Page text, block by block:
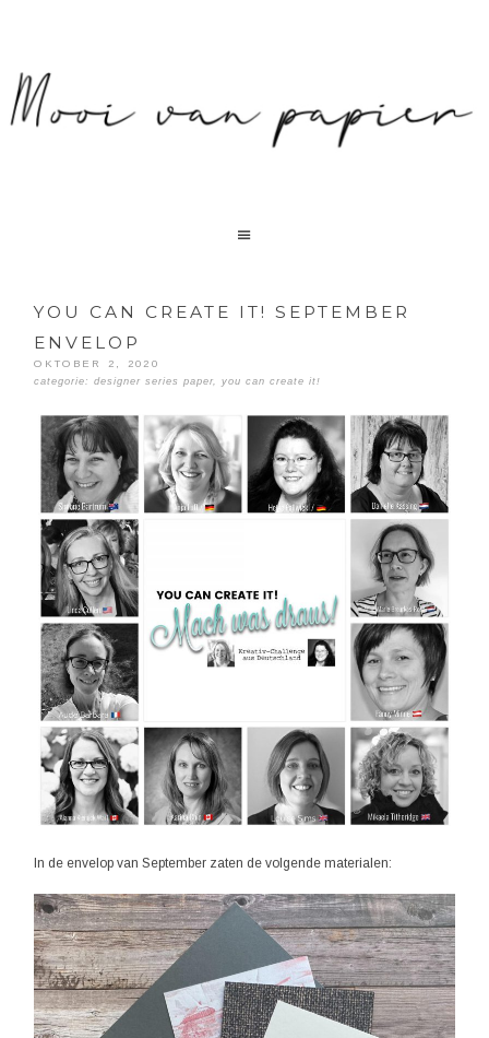
YOU CAN CREATE IT! SEPTEMBER
ENVELOP
OKTOBER 2, 2020
categorie:designer series paper,you can create it!
In de envelop van September zaten de volgende materialen: